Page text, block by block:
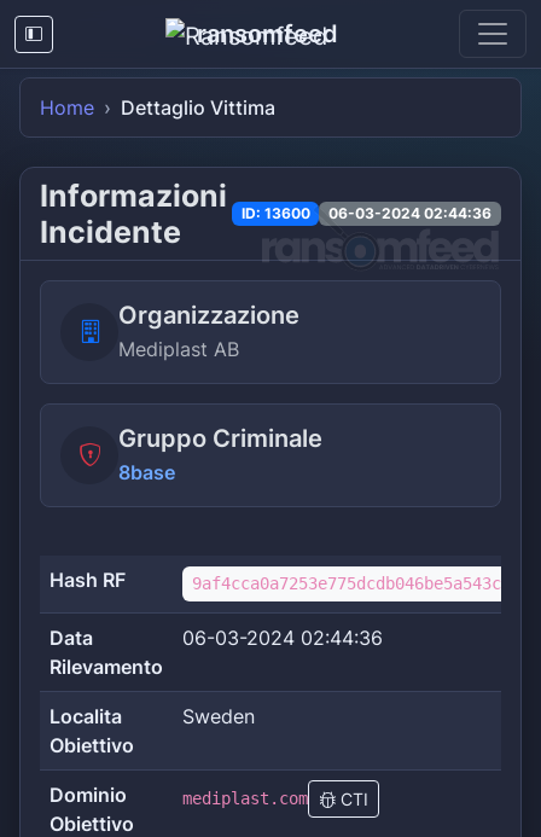
ransomfeed
Home Dettaglio Vittima
Informazioni
Incidente
ID: 13600 06-03-2024 02:44:36
Organizzazione
Mediplast AB
Gruppo Criminale
8base
Hash RF
Data
Rilevamento
06-03-2024 02:44:36
Localita
Obiettivo
Sweden
Dominio
Obiettivo
mediplast.com CTI